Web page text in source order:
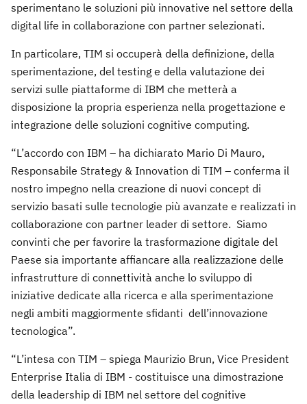
sperimentano le soluzioni più innovative nel settore della
digital life in collaborazione con partner selezionati.
In particolare, TIM si occuperà della definizione, della
sperimentazione, del testing e della valutazione dei
servizi sulle piattaforme di IBM che metterà a
disposizione la propria esperienza nella progettazione e
integrazione delle soluzioni cognitive computing.
“L’accordo con IBM – ha dichiarato Mario Di Mauro,
Responsabile Strategy & Innovation di TIM – conferma il
nostro impegno nella creazione di nuovi concept di
servizio basati sulle tecnologie più avanzate e realizzati in
collaborazione con partner leader di settore. Siamo
convinti che per favorire la trasformazione digitale del
Paese sia importante affiancare alla realizzazione delle
infrastrutture di connettività anche lo sviluppo di
iniziative dedicate alla ricerca e alla sperimentazione
negli ambiti maggiormente sfidanti dell’innovazione
tecnologica”.
“L’intesa con TIM – spiega Maurizio Brun, Vice President
Enterprise Italia di IBM - costituisce una dimostrazione
della leadership di IBM nel settore del cognitive